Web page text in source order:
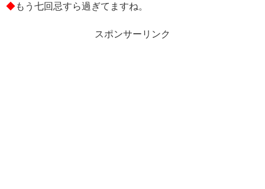
◆もう七回忌すら過ぎてますね。
スポンサーリンク